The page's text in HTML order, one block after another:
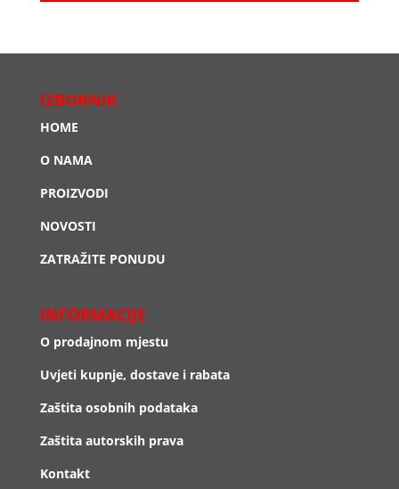
IZBORNIK
HOME
O NAMA
PROIZVODI
NOVOSTI
ZATRAŽITE PONUDU
INFORMACIJE
O prodajnom mjestu
Uvjeti kupnje, dostave i rabata
Zaštita osobnih podataka
Zaštita autorskih prava
Kontakt